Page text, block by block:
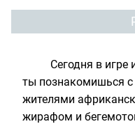
Сегодня в игре
ты познакомишься
жителями
жирафом и